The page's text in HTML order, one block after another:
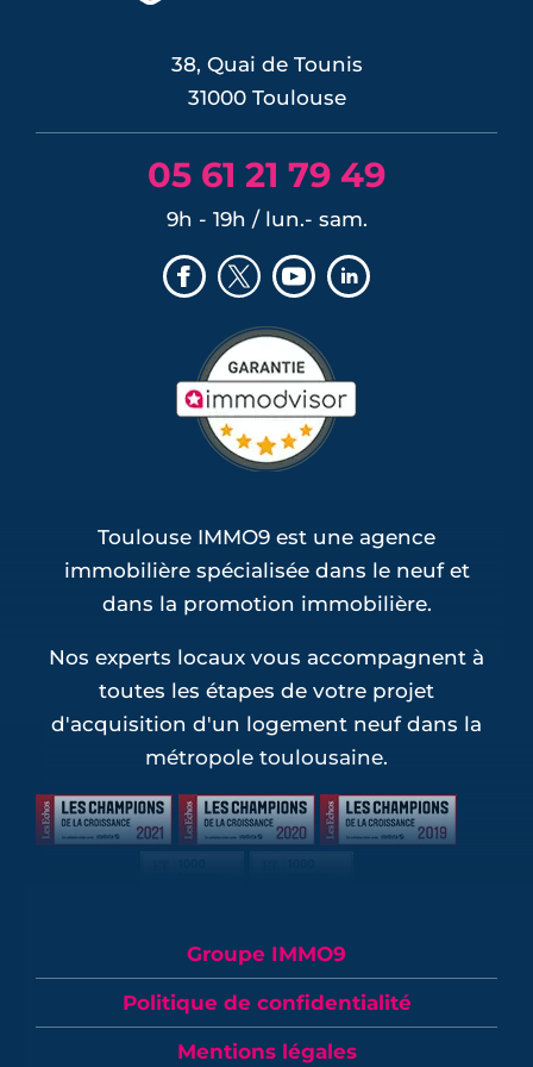
mais une ...
38, Quai de Tounis
31000 Toulouse
05 61 21 79 49
9h - 19h / lun.- sam.
Toulouse IMMO9 est une agence
immobilière spécialisée dans le neuf et
dans la promotion immobilière.
Nos experts locaux vous accompagnent à
toutes les étapes de votre projet
d'acquisition d'un logement neuf dans la
métropole toulousaine.
Groupe IMMO9
Politique de confidentialité
Mentions légales